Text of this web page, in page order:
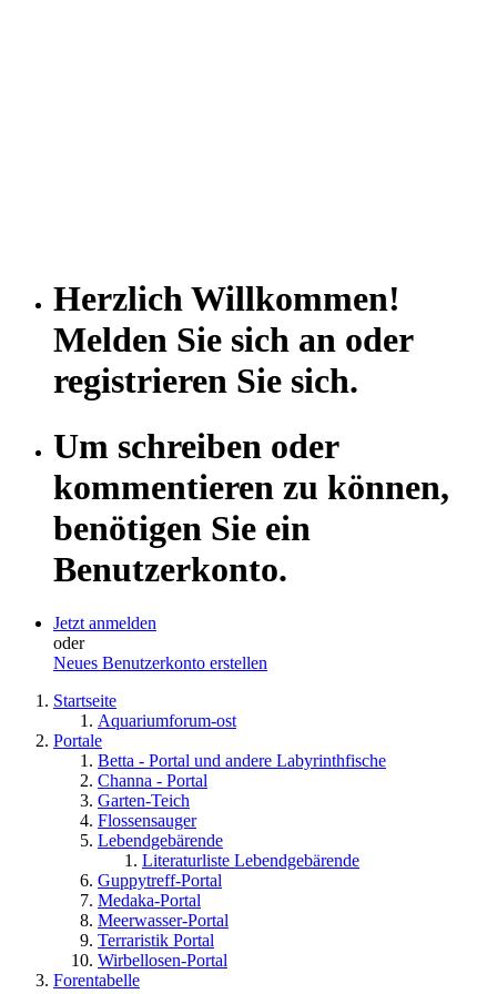
Herzlich Willkommen!
Melden Sie sich an oder
registrieren Sie sich.
Um schreiben oder
kommentieren zu können,
benötigen Sie ein
Benutzerkonto.
Jetzt anmelden
oder
Neues Benutzerkonto erstellen
Startseite
Aquariumforum-ost
Portale
Betta - Portal und andere Labyrinthfische
Channa - Portal
Garten-Teich
Flossensauger
Lebendgebärende
Literaturliste Lebendgebärende
Guppytreff-Portal
Medaka-Portal
Meerwasser-Portal
Terraristik Portal
Wirbellosen-Portal
Forentabelle